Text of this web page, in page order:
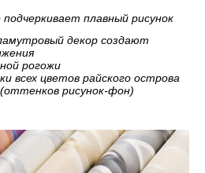
плавный рисунок
декор создают
рогожи
всех цветов райского острова
рисунок-фон)